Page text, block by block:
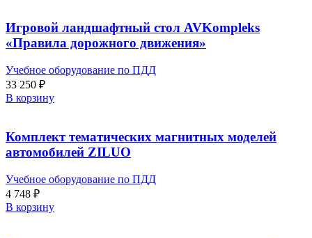
Игровой ландшафтный стол AVKompleks
«Правила дорожного движения»
Учебное оборудование по ПДД
33 250 ₽
В корзину
Комплект тематических магнитных моделей
автомобилей ZILUO
Учебное оборудование по ПДД
4 748 ₽
В корзину